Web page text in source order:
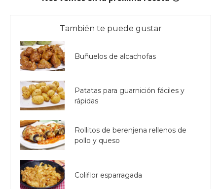
También te puede gustar
Buñuelos de alcachofas
Patatas para guarnición fáciles y
rápidas
Rollitos de berenjena rellenos de
pollo y queso
Coliflor esparragada